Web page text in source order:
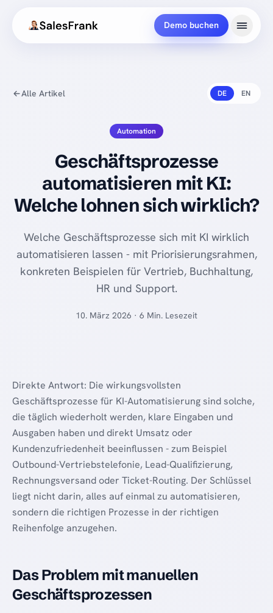
Demo buchen
Alle Artikel DE EN
Automation
Geschäftsprozesse
automatisieren mit KI:
Welche lohnen sich wirklich?
Welche Geschäftsprozesse sich mit KI wirklich
automatisieren lassen - mit Priorisierungsrahmen,
konkreten Beispielen für Vertrieb, Buchhaltung,
HR und Support.
10. März 2026 · 6 Min. Lesezeit
Direkte Antwort: Die wirkungsvollsten
Geschäftsprozesse für KI-Automatisierung sind solche,
die täglich wiederholt werden, klare Eingaben und
Ausgaben haben und direkt Umsatz oder
Kundenzufriedenheit beeinflussen - zum Beispiel
Outbound-Vertriebstelefonie, Lead-Qualifizierung,
Rechnungsversand oder Ticket-Routing. Der Schlüssel
liegt nicht darin, alles auf einmal zu automatisieren,
sondern die richtigen Prozesse in der richtigen
Reihenfolge anzugehen.
Das Problem mit manuellen
Geschäftsprozessen